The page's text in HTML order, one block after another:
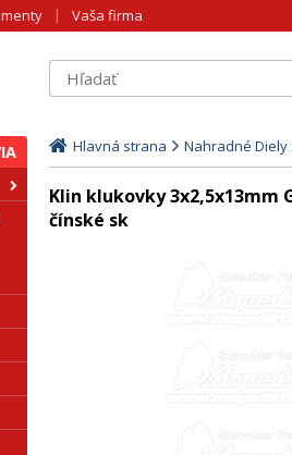
Vaša firma
Hlavná strana Nahradné Diely
Klin klukovky 3x2,5x13mm
čínské sk